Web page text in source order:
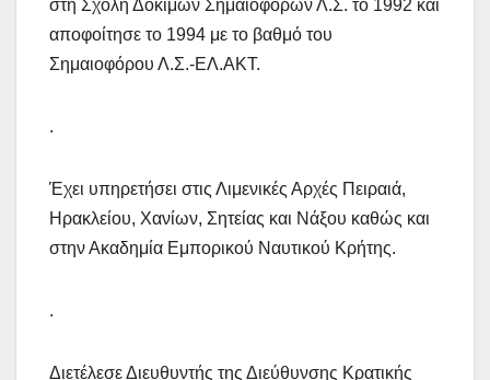
στη Σχολή Δοκίμων Σημαιοφόρων Λ.Σ. το 1992 και
αποφοίτησε το 1994 με το βαθμό του
Σημαιοφόρου Λ.Σ.-ΕΛ.ΑΚΤ.
.
Έχει υπηρετήσει στις Λιμενικές Αρχές Πειραιά,
Ηρακλείου, Χανίων, Σητείας και Νάξου καθώς και
στην Ακαδημία Εμπορικού Ναυτικού Κρήτης.
.
Διετέλεσε Διευθυντής της Διεύθυνσης Κρατικής